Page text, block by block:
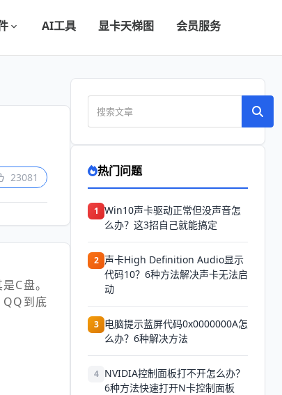
AI工具 显卡天梯图 会员服务
23081
C盘。
QQ到底
热门问题
1 Win10声卡驱动正常但没声音怎
么办？这3招自己就能搞定
2 声卡High Definition Audio显示
代码10？6种方法解决声卡无法启
动
3 电脑提示蓝屏代码0x0000000A怎
么办？6种解决方法
4 NVIDIA控制面板打不开怎么办？
6种方法快速打开N卡控制面板